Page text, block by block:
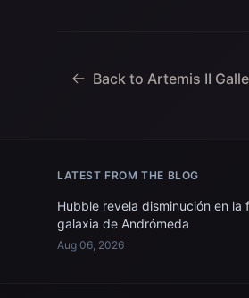
Back to Artemis II
LATEST FROM THE BLOG
Hubble revela disminución en la
galaxia de Andrómeda
Aug 06, 2026